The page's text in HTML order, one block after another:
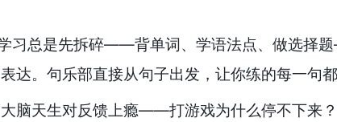
习总是先拆碎——背单词、学语法点、做选择
达。句乐部直接从句子出发，让你练的每一句
脑天生对反馈上瘾——打游戏为什么停不下来